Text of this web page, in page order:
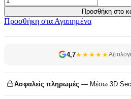
Προσθήκη στο
Προσθήκη στα Αγαπημένα
4,7★★★★★
Ασφαλείς πληρωμές — Μέσω 3D